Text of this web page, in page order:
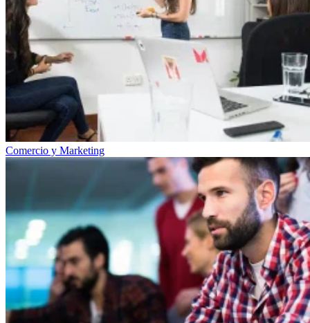
Comercio y Marketing